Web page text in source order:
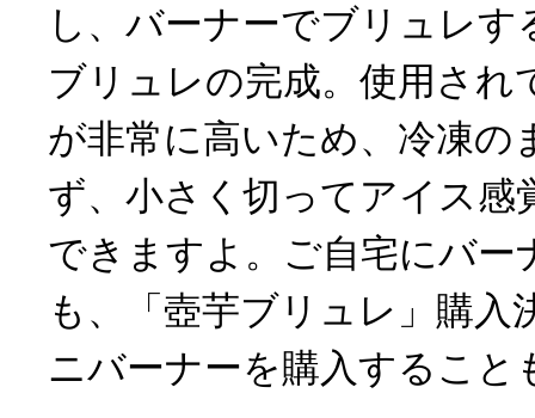
し、バーナーでブリュレす
ブリュレの完成。使用され
が非常に高いため、冷凍の
ず、小さく切ってアイス感
できますよ。ご自宅にバー
も、「壺芋ブリュレ」購入
ニバーナーを購入すること